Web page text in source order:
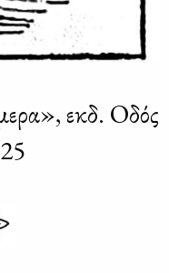
εκδ. Οδός